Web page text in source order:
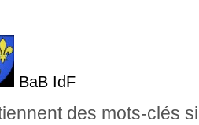
BaB IdF
des mots-clés